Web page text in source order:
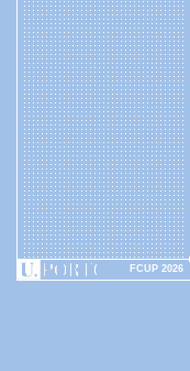
FCUP 2026